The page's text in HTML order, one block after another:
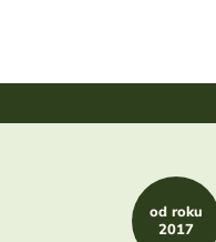
od roku
2017